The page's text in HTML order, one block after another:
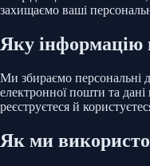
захищаємо ваші
Яку інформацію
Ми збираємо персональні
електронної пошти та
реєструєтеся й
Як ми